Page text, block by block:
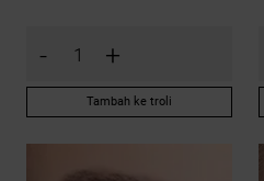
- +
Tambah ke troli